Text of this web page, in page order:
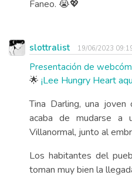
Faneo. 😭💖
slottralist 19/06/2023
Presentación de
🌟 ¡Lee Hungry Heart
Tina Darling, una joven
acaba de mudarse a
Villanormal, junto al
Los habitantes del
toman muy bien la